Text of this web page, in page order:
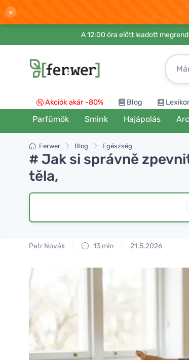
×
A 12:00 óra előtt leadott
Akciók akár -80% Blog
Parfümök Smink Hajápolás
Ferwer Blog Egészség
# Jak si správně
těla,
Petr Novák 13 min 21.5.2026